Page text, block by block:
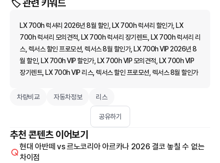
🏷️ 관련 키워드
LX 700h 럭셔리 2026년 8월 할인, LX 700h 럭셔리 할인가, LX
700h 럭셔리 모의견적, LX 700h 럭셔리 장기렌트, LX 700h 럭셔리 리
스, 렉서스 할인 프로모션, 렉서스 8월 할인가, LX 700h VIP 2026년 8
월 할인, LX 700h VIP 할인가, LX 700h VIP 모의견적, LX 700h VIP
장기렌트, LX 700h VIP 리스, 렉서스 할인 프로모션, 렉서스 8월 할인가
차량비교 자동차정보 리스
공유하기
추천 콘텐츠 이어보기
현대 아반떼 vs 르노코리아 아르카나 2026 결코 놓칠 수 없는
차이점